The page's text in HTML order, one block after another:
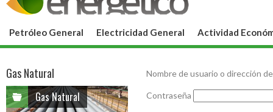
Petróleo General Electricidad General Actividad
Nombre de usuario o dirección
Contraseña
Gas Natural
Gas Natural